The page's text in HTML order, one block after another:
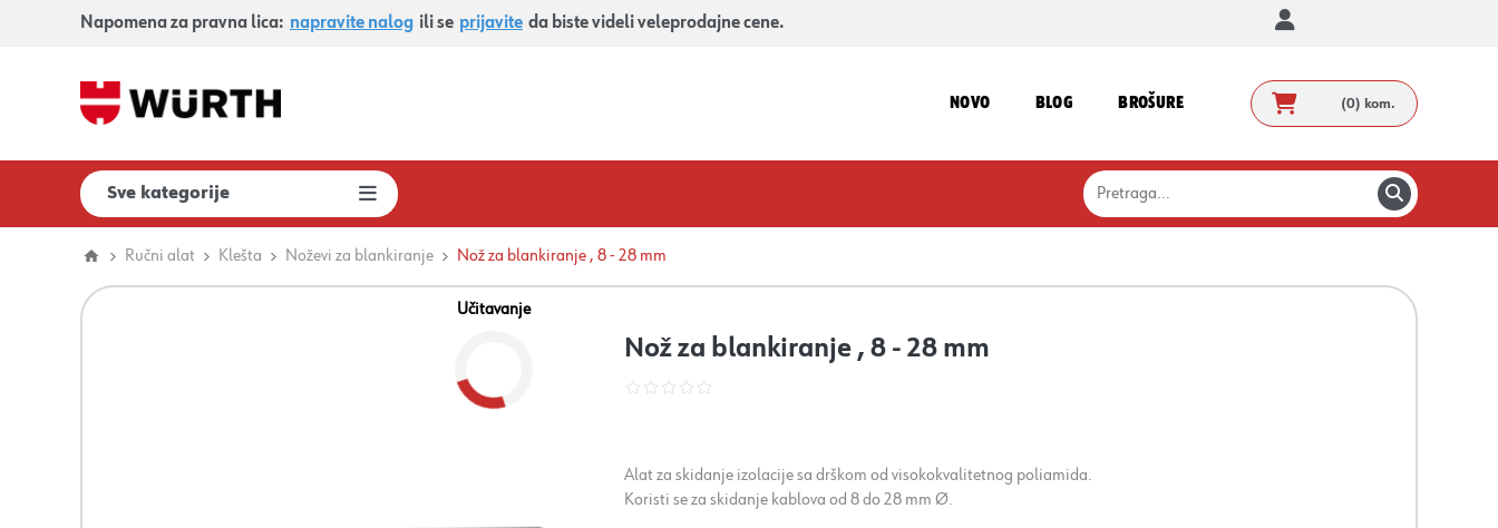
Napomena za pravna lica: napravite nalog ili se prijavite da biste videli veleprodajne cene.
NOVO BLOG BROŠURE (0) kom.
Sve kategorije
Ručni alat Klešta Noževi za blankiranje Nož za blankiranje , 8 - 28 mm
Učitavanje
Nož za blankiranje , 8 - 28 mm
Alat za skidanje izolacije sa drškom od visokokvalitetnog poliamida.
Koristi se za skidanje kablova od 8 do 28 mm Ø.